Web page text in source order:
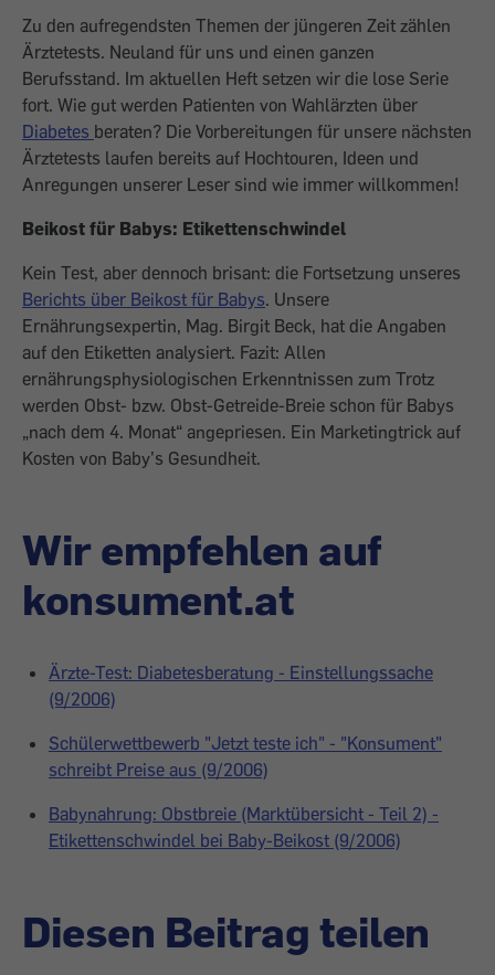
Zu den aufregendsten Themen der jüngeren Zeit zählen
Ärztetests. Neuland für uns und einen ganzen
Berufsstand. Im aktuellen Heft setzen wir die lose Serie
fort. Wie gut werden Patienten von Wahlärzten über
Diabetes beraten? Die Vorbereitungen für unsere nächsten
Ärztetests laufen bereits auf Hochtouren, Ideen und
Anregungen unserer Leser sind wie immer willkommen!
Beikost für Babys: Etikettenschwindel
Kein Test, aber dennoch brisant: die Fortsetzung unseres
Berichts über Beikost für Babys. Unsere
Ernährungsexpertin, Mag. Birgit Beck, hat die Angaben
auf den Etiketten analysiert. Fazit: Allen
ernährungsphysiologischen Erkenntnissen zum Trotz
werden Obst- bzw. Obst-Getreide-Breie schon für Babys
„nach dem 4. Monat“ angepriesen. Ein Marketingtrick auf
Kosten von Baby’s Gesundheit.
Wir empfehlen auf
konsument.at
Ärzte-Test: Diabetesberatung - Einstellungssache
(9/2006)
Schülerwettbewerb "Jetzt teste ich" - "Konsument"
schreibt Preise aus (9/2006)
Babynahrung: Obstbreie (Marktübersicht - Teil 2) -
Etikettenschwindel bei Baby-Beikost (9/2006)
Diesen Beitrag teilen